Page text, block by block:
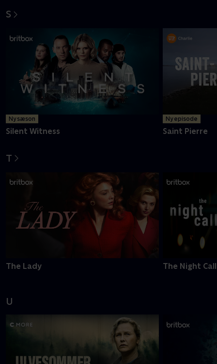
S
Ny sæson
Silent Witness
Ny episode
Saint Pierre
T
The Lady The Night
U